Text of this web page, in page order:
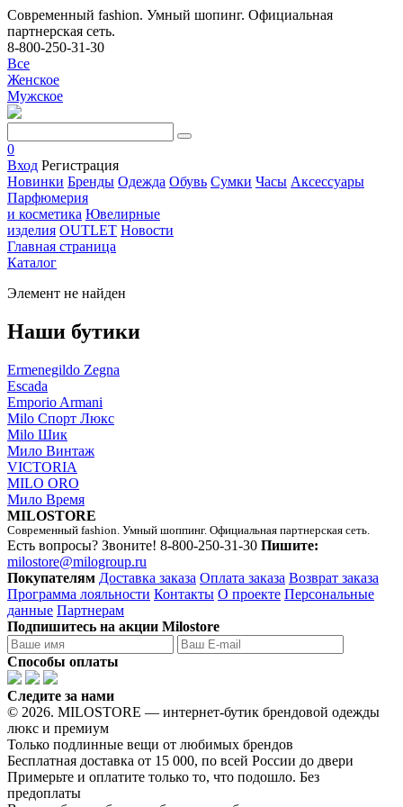
Современный fashion. Умный шопинг. Официальная
партнерская сеть.
8-800-250-31-30
Все
Женское
Мужское
0
Вход Регистрация
Новинки Бренды Одежда Обувь Сумки Часы Аксессуары
Парфюмерия
и косметика Ювелирные
изделия OUTLET Новости
Главная страница
Каталог
Элемент не найден
Наши бутики
Ermenegildo Zegna
Escada
Emporio Armani
Milo Спорт Люкс
Milo Шик
Мило Винтаж
VICTORIA
MILO ORO
Мило Время
MILOSTORE
Современный fashion. Умный шоппинг. Официальная партнерская сеть.
Есть вопросы? Звоните! 8-800-250-31-30 Пишите:
milostore@milogroup.ru
Покупателям Доставка заказа Оплата заказа Возврат заказа
Программа лояльности Контакты О проекте Персональные
данные Партнерам
Подпишитесь на акции Milostore
Способы оплаты
Следите за нами
© 2026. MILOSTORE — интернет-бутик брендовой одежды
люкс и премиум
Только подлинные вещи от любимых брендов
Бесплатная доставка от 15 000, по всей России до двери
Примерьте и оплатите только то, что подошло. Без
предоплаты